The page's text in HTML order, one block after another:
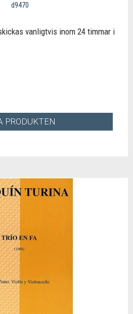
d9470
vanligtvis inom 24 timmar i
PRODUKTEN